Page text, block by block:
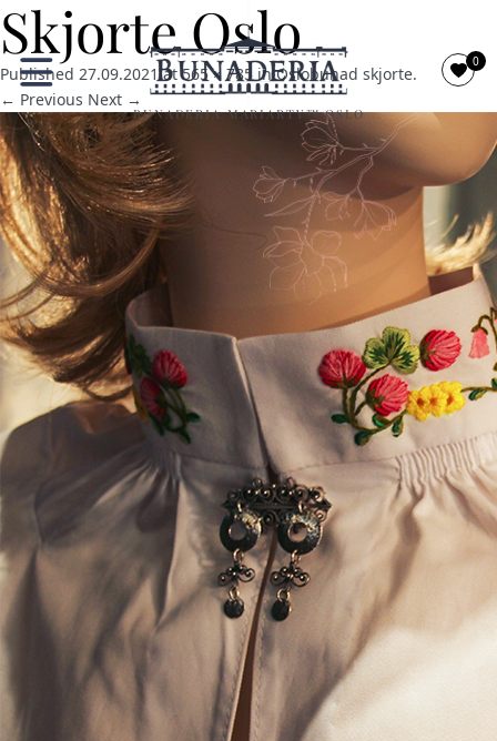
BUNADERIA MARIARTY™ OSLO
0
Skjorte Oslo
Published 27.09.2021at565 × 785inOslobunad skjorte.
← Previous Next →